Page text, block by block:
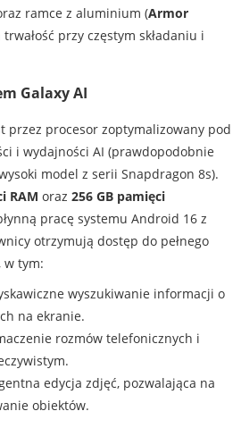
ramce z aluminium (Armor
przy częstym składaniu i
Galaxy AI
przez procesor zoptymalizowany pod
i wydajności AI (prawdopodobnie
model z serii Snapdragon 8s).
RAM oraz 256 GB pamięci
pracę systemu Android 16 z
otrzymują dostęp do pełnego
w tym:
wyszukiwanie informacji o
na ekranie.
rozmów telefonicznych i
edycja zdjęć, pozwalająca na
obiektów.